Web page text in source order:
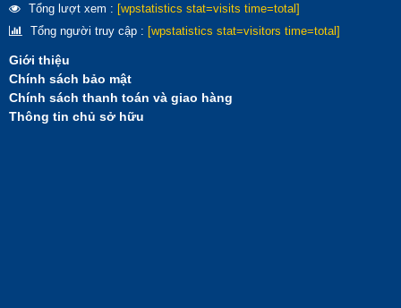
Tổng lượt xem : [wpstatistics stat=visits time=total]
Tổng người truy cập : [wpstatistics stat=visitors time=total]
Giới thiệu
Chính sách bảo mật
Chính sách thanh toán và giao hàng
Thông tin chủ sở hữu